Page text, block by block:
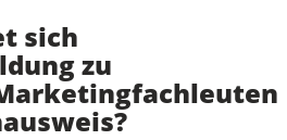
sich
zu